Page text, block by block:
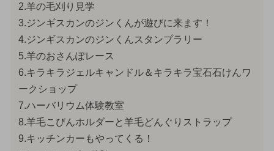
2.羊の毛刈り見学
3.ジンギスカンのジンくんが遊びに来ます！
4.ジンギスカンのジンくんスタンプラリー
5.羊のおさんぽレース
6.キラキラジェルキャンドル＆キラキラ宝石石けんワ
ークショップ
7.ハーバリウム体験教室
8.羊毛こびんホルダーと羊毛どんぐりストラップ
9.キッチンカーもやってくる！